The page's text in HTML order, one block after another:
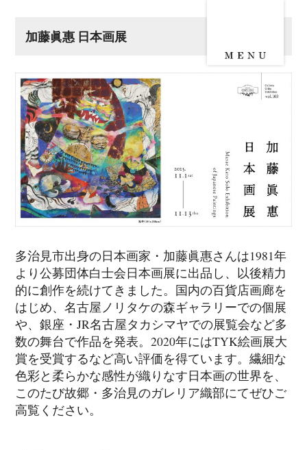
加藤眞惠 日本画展
多治見市出身の日本画家・加藤眞惠さんは1981年
より公募団体白士会日本画展に出品し、以後精力
的に創作を続けてきました。国内の百貨店画廊を
はじめ、名古屋ノリタケの森ギャラリーでの個展
や、銀座・JR名古屋タカシマヤでの展覧会など多
数の舞台で作品を発表。2020年にはTYK絵画展大
賞を受賞するなど高い評価を得ています。繊細な
色彩と柔らかな感性が織りなす日本画の世界を、
このたび故郷・多治見のガレリア織部にてぜひご
高覧ください。